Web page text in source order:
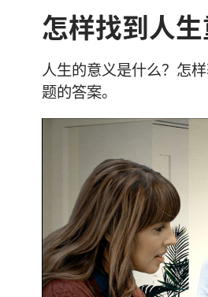
怎样找到人生
人生的意义是什么？怎
题的答案。